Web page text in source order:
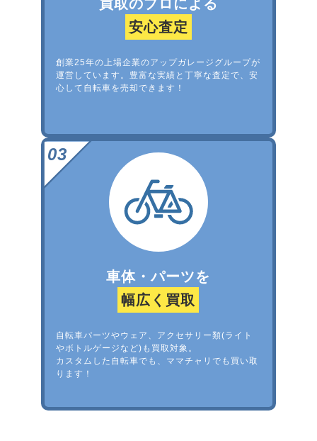
買取のプロによる
安心査定
創業25年の上場企業のアップガレージグループが
運営しています。豊富な実績と丁寧な査定で、安
心して自転車を売却できます！
車体・パーツを
幅広く買取
自転車パーツやウェア、アクセサリー類(ライト
やボトルゲージなど)も買取対象。
カスタムした自転車でも、ママチャリでも買い取
ります！